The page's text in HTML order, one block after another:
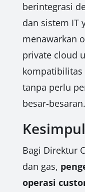
berintegrasi
dan sistem IT
menawarkan
private cloud
kompatibilitas
tanpa perlu
besar-besaran.
Bagi Direktur
dan gas,
operasi